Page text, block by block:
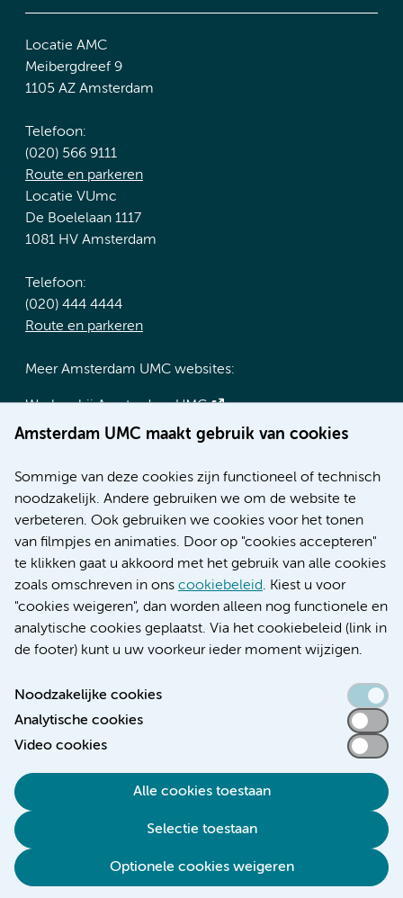
Amsterdam UMC maakt gebruik van cookies
Sommige van deze cookies zijn functioneel of technisch
noodzakelijk. Andere gebruiken we om de website te
verbeteren. Ook gebruiken we cookies voor het tonen
van filmpjes en animaties. Door op "cookies accepteren"
te klikken gaat u akkoord met het gebruik van alle cookies
zoals omschreven in ons cookiebeleid. Kiest u voor
"cookies weigeren", dan worden alleen nog functionele en
analytische cookies geplaatst. Via het cookiebeleid (link in
de footer) kunt u uw voorkeur ieder moment wijzigen.
Noodzakelijke cookies
Analytische cookies
Video cookies
Alle cookies toestaan
Selectie toestaan
Optionele cookies weigeren
Locatie AMC
Meibergdreef 9
1105 AZ Amsterdam
Telefoon:
(020) 566 9111
Route en parkeren
Locatie VUmc
De Boelelaan 1117
1081 HV Amsterdam
Telefoon:
(020) 444 4444
Route en parkeren
Meer Amsterdam UMC websites:
Werken bij Amsterdam UMC
Over Amsterdam UMC
Research
Educatie locatie AMC
Educatie locatie VUmc
Verwijzen & diagnostiek
Toegankelijkheidsverklaring
Responsible disclosure
Disclaimer